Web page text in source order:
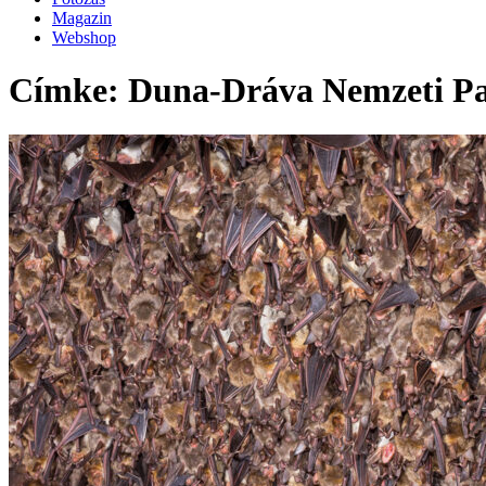
Magazin
Webshop
Címke: Duna-Dráva Nemzeti